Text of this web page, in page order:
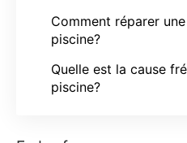
Comment réparer
piscine?
Quelle est la cause
piscine?